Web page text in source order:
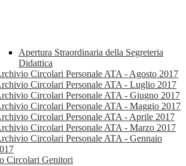
Apertura Straordinaria della Segreteria
Didattica
Circolari Personale ATA - Agosto 2017
Circolari Personale ATA - Luglio 2017
Circolari Personale ATA - Giugno 2017
Circolari Personale ATA - Maggio 2017
Circolari Personale ATA - Aprile 2017
Circolari Personale ATA - Marzo 2017
Circolari Personale ATA - Gennaio
Circolari Genitori